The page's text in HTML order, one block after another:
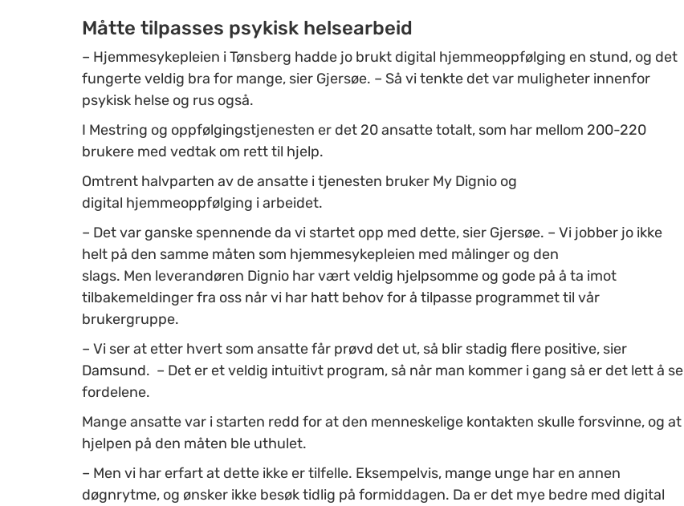
Måtte tilpasses psykisk helsearbeid
– Hjemmesykepleien i Tønsberg hadde jo brukt digital hjemmeoppfølging en stund, og det
fungerte veldig bra for mange, sier Gjersøe. – Så vi tenkte det var muligheter innenfor
psykisk helse og rus også.
I Mestring og oppfølgingstjenesten er det 20 ansatte totalt, som har mellom 200-220
brukere med vedtak om rett til hjelp.
Omtrent halvparten av de ansatte i tjenesten bruker My Dignio og
digital hjemmeoppfølging i arbeidet.
– Det var ganske spennende da vi startet opp med dette, sier Gjersøe. – Vi jobber jo ikke
helt på den samme måten som hjemmesykepleien med målinger og den
slags. Men leverandøren Dignio har vært veldig hjelpsomme og gode på å ta imot
tilbakemeldinger fra oss når vi har hatt behov for å tilpasse programmet til vår
brukergruppe.
– Vi ser at etter hvert som ansatte får prøvd det ut, så blir stadig flere positive, sier
Damsund. – Det er et veldig intuitivt program, så når man kommer i gang så er det lett å se
fordelene.
Mange ansatte var i starten redd for at den menneskelige kontakten skulle forsvinne, og at
hjelpen på den måten ble uthulet.
– Men vi har erfart at dette ikke er tilfelle. Eksempelvis, mange unge har en annen
døgnrytme, og ønsker ikke besøk tidlig på formiddagen. Da er det mye bedre med digital